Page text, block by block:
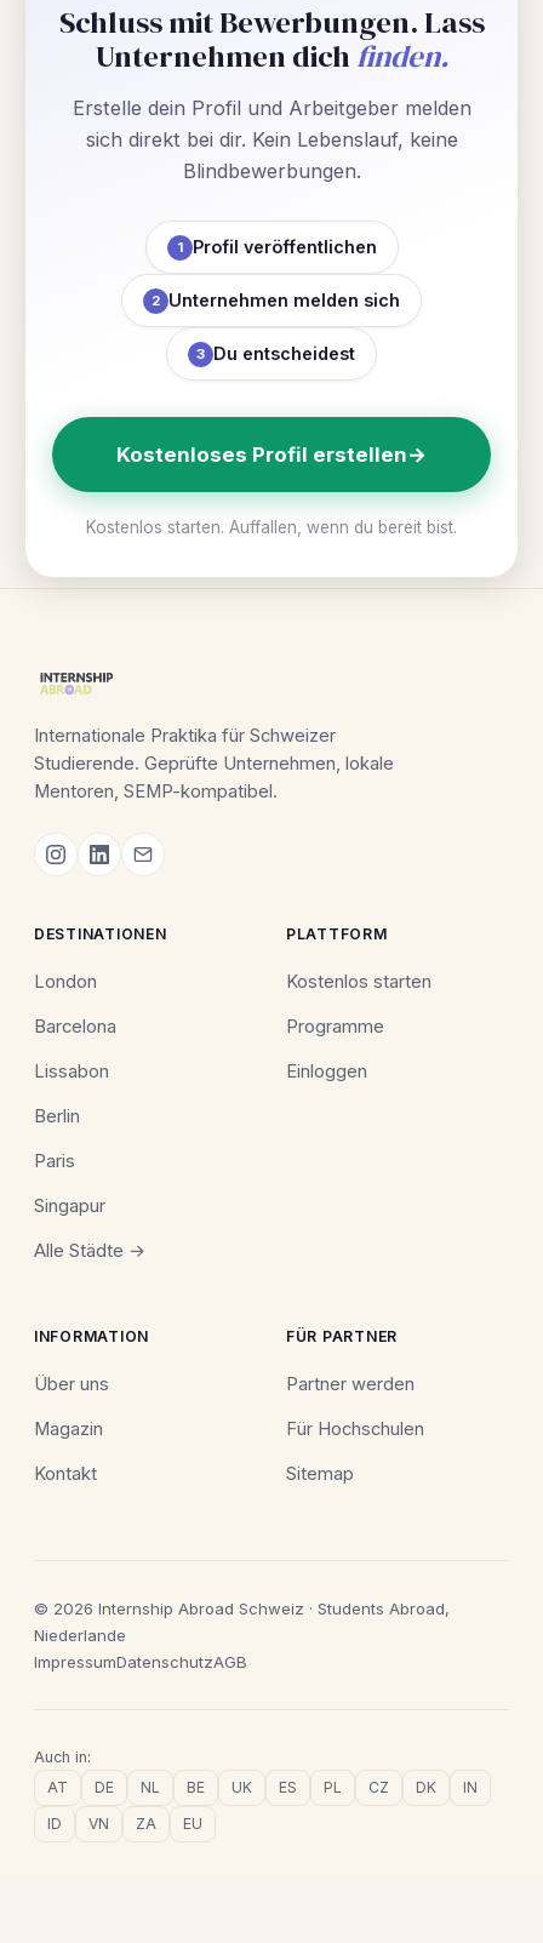
Schluss mit Bewerbungen. Lass
Unternehmen dich finden.
Erstelle dein Profil und Arbeitgeber melden
sich direkt bei dir. Kein Lebenslauf, keine
Blindbewerbungen.
1 Profil veröffentlichen
2 Unternehmen melden sich
3 Du entscheidest
Kostenloses Profil erstellen→
Kostenlos starten. Auffallen, wenn du bereit bist.
Internationale Praktika für Schweizer
Studierende. Geprüfte Unternehmen, lokale
Mentoren, SEMP-kompatibel.
DESTINATIONEN
London
Barcelona
Lissabon
Berlin
Paris
Singapur
Alle Städte →
PLATTFORM
Kostenlos starten
Programme
Einloggen
INFORMATION
Über uns
Magazin
Kontakt
FÜR PARTNER
Partner werden
Für Hochschulen
Sitemap
© 2026 Internship Abroad Schweiz · Students Abroad,
Niederlande
ImpressumDatenschutzAGB
Auch in:
AT
DE NL BE UK ES PL CZ DK
IN
ID
VN ZA EU